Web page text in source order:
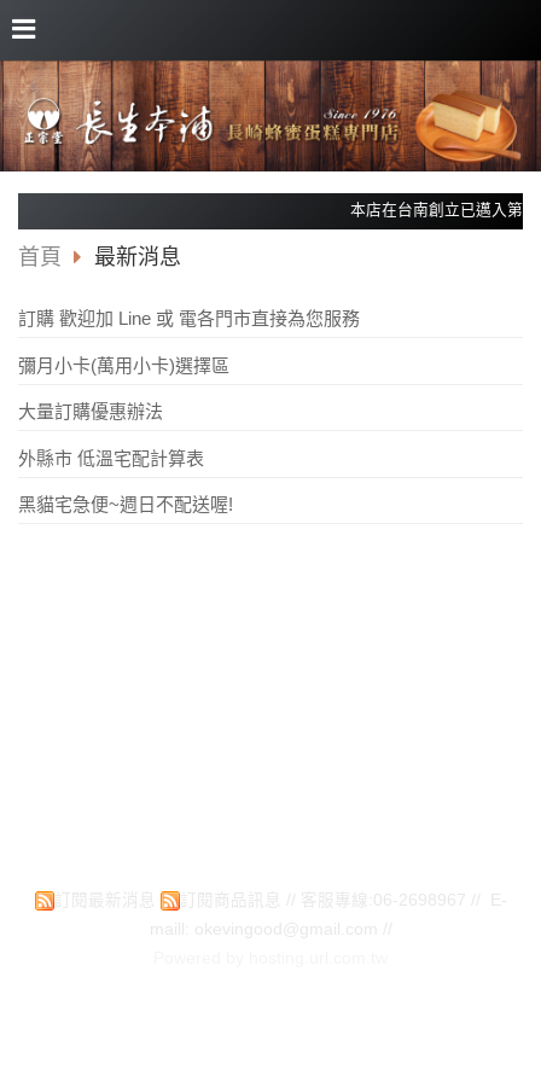
本店在台南創立已邁入第
首頁 最新消息
訂購 歡迎加 Line 或 電各門市直接為您服務
彌月小卡(萬用小卡)選擇區
大量訂購優惠辦法
外縣市 低溫宅配計算表
黑貓宅急便~週日不配送喔!
訂閱最新消息 訂閱商品訊息